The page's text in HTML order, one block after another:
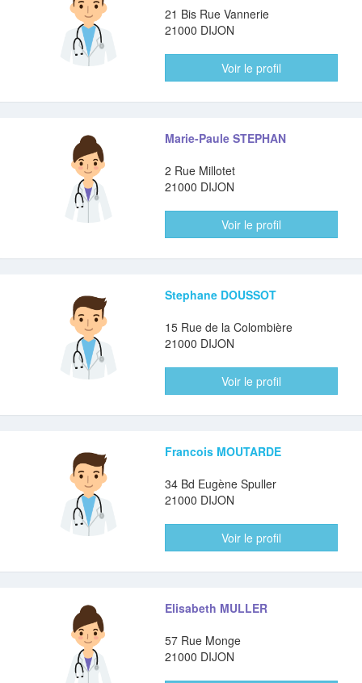
21 Bis Rue Vannerie
21000 DIJON
Voir le profil
Marie-Paule STEPHAN
2 Rue Millotet
21000 DIJON
Voir le profil
Stephane DOUSSOT
15 Rue de la Colombière
21000 DIJON
Voir le profil
Francois MOUTARDE
34 Bd Eugène Spuller
21000 DIJON
Voir le profil
Elisabeth MULLER
57 Rue Monge
21000 DIJON